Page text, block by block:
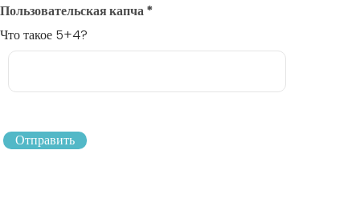
Пользовательская капча*
Что такое 5+4?
Отправить